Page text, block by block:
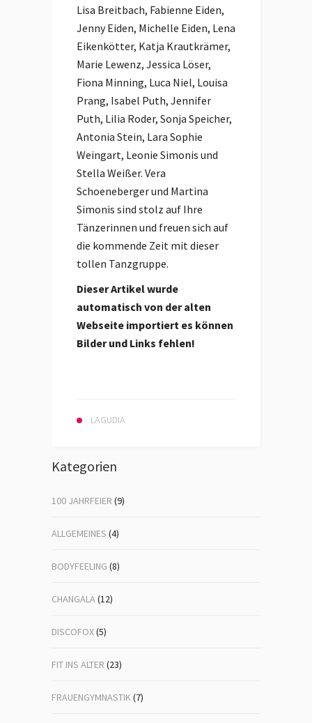
Lisa Breitbach, Fabienne Eiden,
Jenny Eiden, Michelle Eiden, Lena
Eikenkötter, Katja Krautkrämer,
Marie Lewenz, Jessica Löser,
Fiona Minning, Luca Niel, Louisa
Prang, Isabel Puth, Jennifer
Puth, Lilia Roder, Sonja Speicher,
Antonia Stein, Lara Sophie
Weingart, Leonie Simonis und
Stella Weißer. Vera
Schoeneberger und Martina
Simonis sind stolz auf Ihre
Tänzerinnen und freuen sich auf
die kommende Zeit mit dieser
tollen Tanzgruppe.
Dieser Artikel wurde
automatisch von der alten
Webseite importiert es können
Bilder und Links fehlen!
LAGUDIA
Kategorien
100 JAHRFEIER (9)
ALLGEMEINES (4)
BODYFEELING (8)
CHANGALA(12)
DISCOFOX(5)
FIT INS ALTER (23)
FRAUENGYMNASTIK(7)